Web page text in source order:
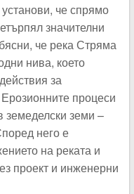
че спрямо
значителни
че река Стряма
нива, което
за
процеси
земеделски земи –
него е
на реката и
проект и инженерни